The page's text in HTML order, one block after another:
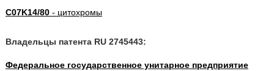
C07K14/80- цитохромы
Владельцы патента RU 2745443:
Федеральное государственное унитарное предприятие